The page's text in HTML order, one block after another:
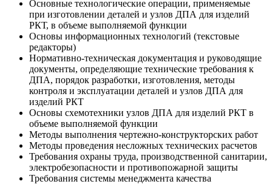
Основные технологические операции, применяемые
при изготовлении деталей и узлов ДПА для изделий
РКТ, в объеме выполняемой функции
Основы информационных технологий (текстовые
редакторы)
Нормативно-техническая документация и руководящие
документы, определяющие технические требования к
ДПА, порядок разработки, изготовления, методы
контроля и эксплуатации деталей и узлов ДПА для
изделий РКТ
Основы схемотехники узлов ДПА для изделий РКТ в
объеме выполняемой функции
Методы выполнения чертежно-конструкторских работ
Методы проведения несложных технических расчетов
Требования охраны труда, производственной санитарии,
электробезопасности и противопожарной защиты
Требования системы менеджмента качества